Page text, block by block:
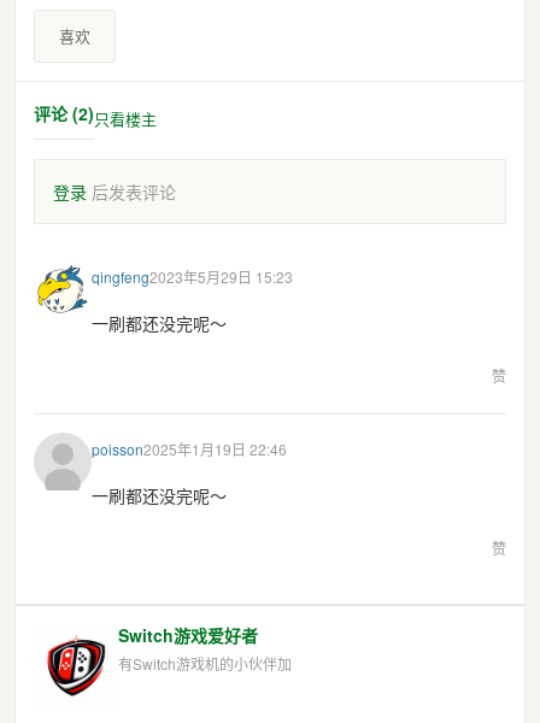
喜欢
评论 (2)只看楼主
登录 后发表评论
qingfeng2023年5月29日 15:23
一刷都还没完呢～
赞
poisson2025年1月19日 22:46
一刷都还没完呢～
赞
Switch游戏爱好者
有Switch游戏机的小伙伴加